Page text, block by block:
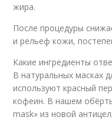
жира.
После процедуры
и рельеф кожи,
Какие ингредиенты
В натуральных масках
используют красный
кофеин. В нашем
mask» из новой